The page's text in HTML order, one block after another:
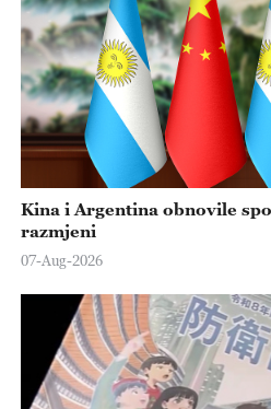
Kina i Argentina obnovile
razmjeni
07-Aug-2026